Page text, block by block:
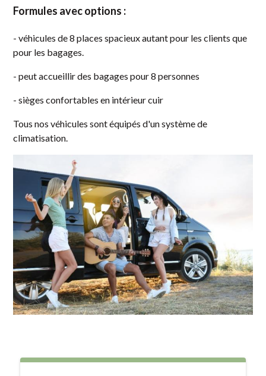
Formules avec options :
- véhicules de 8 places spacieux autant pour les clients que
pour les bagages.
- peut accueillir des bagages pour 8 personnes
- sièges confortables en intérieur cuir
Tous nos véhicules sont équipés d'un système de
climatisation.